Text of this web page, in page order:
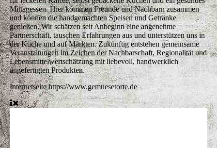
Mittagessen. Hier kommen Freunde und Nachbarn zusammen
und können die handgemachten Speisen und Getränke
genießen. Wir schätzen seit Anbeginn eine angenehme
Partnerschaft, tauschen Erfahrungen aus und unterstützen uns in
der Küche und auf Märkten. Zukünftig entstehen gemeinsame
Veranstaltungen im Zeichen der Nachbarschaft, Regionalität und
Lebensmittelwertschätzung mit liebevoll, handwerklich
angefertigten Produkten.
Internetseitehttps://www.gemuesetorte.de